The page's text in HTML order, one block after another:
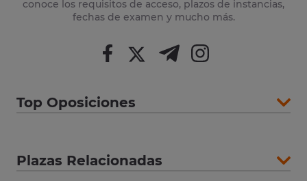
conoce los requisitos de acceso, plazos de instancias,
fechas de examen y mucho más.
Top Oposiciones
Plazas Relacionadas